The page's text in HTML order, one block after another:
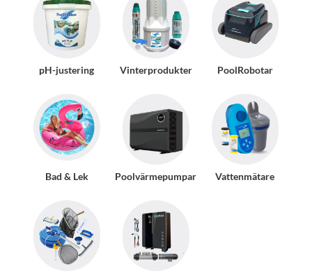
pH-justering Vinterprodukter PoolRobotar
Bad & Lek Poolvärmepumpar Vattenmätare